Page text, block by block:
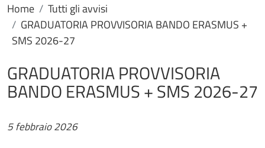
Home
Tutti gli avvisi
GRADUATORIA PROVVISORIA BANDO ERASMUS +
SMS 2026-27
GRADUATORIA PROVVISORIA
BANDO ERASMUS + SMS 2026-27
5 febbraio 2026